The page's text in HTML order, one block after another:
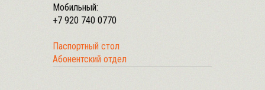
Мобильный:
+7 920 740 0770
Паспортный стол
Абонентский отдел